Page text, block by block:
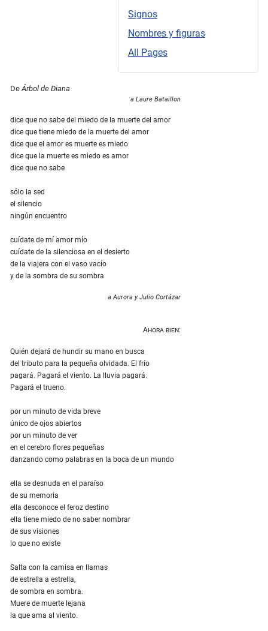
Signos
Nombres y figuras
All Pages
DeÁrbol de Diana
a Laure Bataillon
dice que no sabe del miedo de la muerte del amor
dice que tiene miedo de la muerte del amor
dice que el amor es muerte es miedo
dice que la muerte es miedo es amor
dice que no sabe
sólo la sed
el silencio
ningún encuentro
cuídate de mí amor mío
cuídate de la silenciosa en el desierto
de la viajera con el vaso vacío
y de la sombra de su sombra
a Aurora y Julio Cortázar
Ahora bien:
Quién dejará de hundir su mano en busca
del tributo para la pequeña olvidada. El frío
pagará. Pagará el viento. La lluvia pagará.
Pagará el trueno.
por un minuto de vida breve
único de ojos abiertos
por un minuto de ver
en el cerebro flores pequeñas
danzando como palabras en la boca de un mundo
ella se desnuda en el paraíso
de su memoria
ella desconoce el feroz destino
ella tiene miedo de no saber nombrar
de sus visiones
lo que no existe
Salta con la camisa en llamas
de estrella a estrella,
de sombra en sombra.
Muere de muerte lejana
la que ama al viento.